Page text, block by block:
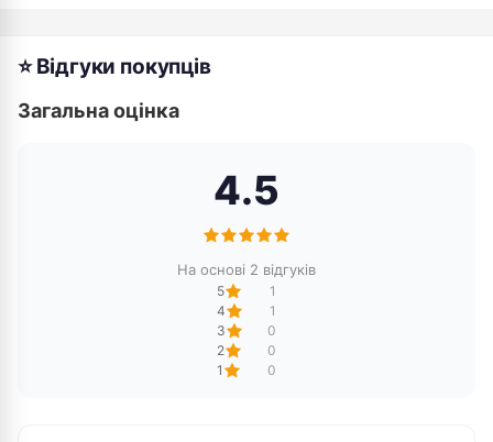
⭐ Відгуки покупців
Загальна оцінка
4.5
На основі 2 відгуків
5
1
4
1
3
0
2
0
1
0